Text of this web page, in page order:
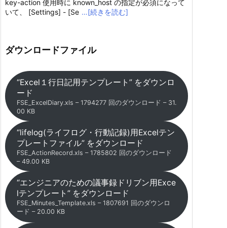
key-action 使用時に known_host の指定が必須になって
いて、 [Settings] - [Se …[続きを読む]
ダウンロードファイル
“Excel１行日記用テンプレート” をダウンロ
ード
FSE_ExcelDiary.xls – 1794277 回のダウンロード – 31.
00 KB
“lifelog(ライフログ・行動記録)用Excelテン
プレートファイル” をダウンロード
FSE_ActionRecord.xls – 1785802 回のダウンロード
– 49.00 KB
“エンジニアのための議事録ドリブン用Exce
lテンプレート” をダウンロード
FSE_Minutes_Template.xls – 1807691 回のダウンロ
ード – 20.00 KB